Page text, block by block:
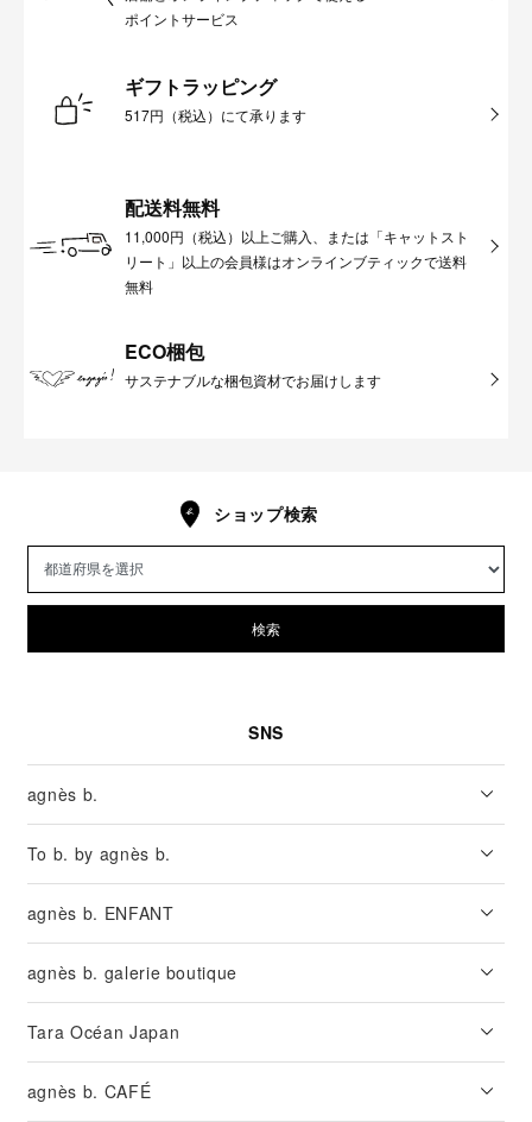
ポイントサービス
ギフトラッピング
517円（税込）にて承ります
配送料無料
11,000円（税込）以上ご購入、または「キャットスト
リート」以上の会員様はオンラインブティックで送料
無料
ECO梱包
サステナブルな梱包資材でお届けします
ショップ検索
検索
SNS
agnès b.
To b. by agnès b.
agnès b. ENFANT
agnès b. galerie boutique
Tara Océan Japan
agnès b. CAFÉ